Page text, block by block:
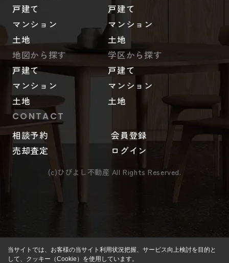
戸建て
マンション
土地
戸建て
マンション
土地
地図から探す
戸建て
マンション
土地
学区から探す
戸建て
マンション
土地
CONTACT
相談予約
会員登録
売却査定
ログイン
(c)ひびよし不動産 All Rights Reserved.
当サイトでは、お客様の当サイト利用状況把握、サービス向上検討を目的と
して、クッキー（Cookie）を使用しています。